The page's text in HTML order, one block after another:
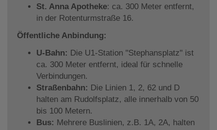
St. Anna Apotheke: ca. 300 Meter entfernt,
in der Rotenturmstraße 16.
Öffentliche Anbindung:
U-Bahn: Die U1-Station "Stephansplatz" ist
ca. 300 Meter entfernt, ideal für schnelle
Verbindungen.
Straßenbahn: Die Linien 1, 2, 62 und D
halten am Rudolfsplatz, alle innerhalb von 50
bis 100 Metern.
Bus: Mehrere Buslinien, z.B. 1A, 2A, halten